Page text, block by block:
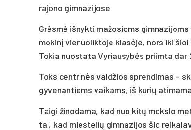
rajono gimnazijose.
Grėsmė išnykti mažosioms
mokinį vienuoliktoje klasėje, nors iki
Tokia nuostata Vyriausybės priimta dar
Toks centrinės valdžios sprendimas –
gyvenantiems vaikams, iš kurių
Taigi žinodama, kad nuo kitų mokslo
tai, kad miestelių gimnazijos šio